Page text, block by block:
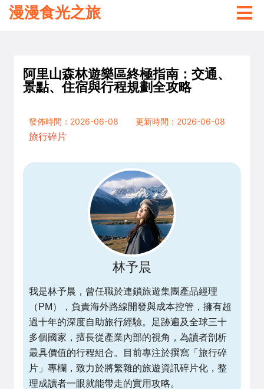
漫漫食光之旅
阿里山森林遊樂區終極指南：交通、
景點、住宿與行程規劃全攻略
發佈時間：2026-06-08
更新時間：2026-06-08
旅行碎片
林予晨
我是林予晨，曾任職於連鎖旅遊集團產品經理
（PM），負責海外路線開發與成本控管，擁有超
過十年的深度自助旅行經驗。足跡遍及全球三十
多個國家，擅長從產業內部的視角，為讀者剖析
最具價值的行程組合。目前專注於撰寫「旅行碎
片」專欄，致力於將繁雜的旅遊資訊碎片化，整
理成讀者一眼就能帶走的實用攻略。